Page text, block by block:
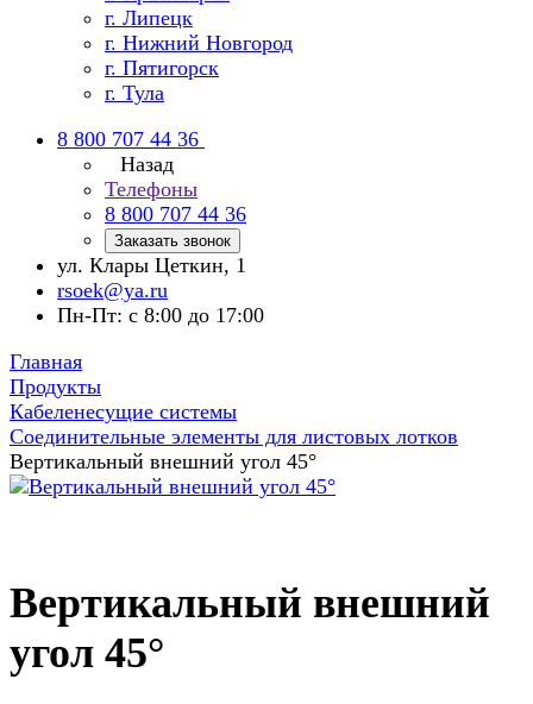
г. Липецк
г. Нижний Новгород
г. Пятигорск
г. Тула
8 800 707 44 36
Назад
Телефоны
8 800 707 44 36
Заказать звонок
ул. Клары Цеткин, 1
rsoek@ya.ru
Пн-Пт: с 8:00 до 17:00
Главная
Продукты
Кабеленесущие системы
Соединительные элементы для листовых лотков
Вертикальный внешний угол 45°
Вертикальный внешний
угол 45°